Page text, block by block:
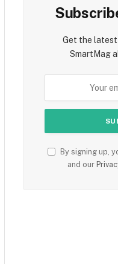
Get the
SmartMag
By signing up,
and our